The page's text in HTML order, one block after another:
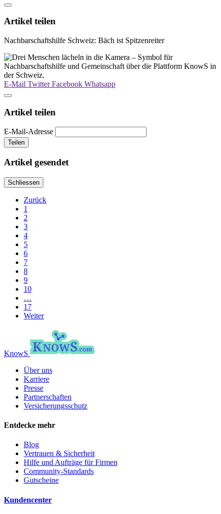
Artikel teilen
Nachbarschaftshilfe Schweiz: Bäch ist Spitzenreiter
E-Mail TwitterFacebook Whatsapp
Artikel teilen
E-Mail-Adresse
Teilen
Artikel gesendet
Schliessen
Zurück
1
2
3
4
5
6
7
8
9
10
…
17
Weiter
KnowS
Über uns
Karriere
Presse
Partnerschaften
Versicherungsschutz
Entdecke mehr
Blog
Vertrauen & Sicherheit
Hilfe und Aufträge für Firmen
Community-Standards
Gutscheine
Kundencenter